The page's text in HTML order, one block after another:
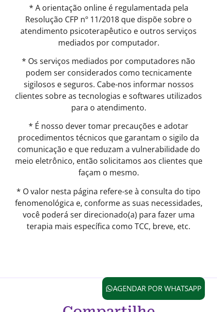
* A orientação online é regulamentada pela
Resolução CFP nº 11/2018 que dispõe sobre o
atendimento psicoterapêutico e outros serviços
mediados por computador.
* Os serviços mediados por computadores não
podem ser considerados como tecnicamente
sigilosos e seguros. Cabe-nos informar nossos
clientes sobre as tecnologias e softwares utilizados
para o atendimento.
* É nosso dever tomar precauções e adotar
procedimentos técnicos que garantam o sigilo da
comunicação e que reduzam a vulnerabilidade do
meio eletrônico, então solicitamos aos clientes que
façam o mesmo.
* O valor nesta página refere-se à consulta do tipo
fenomenológica e, conforme as suas necessidades,
você poderá ser direcionado(a) para fazer uma
terapia mais específica como TCC, breve, etc.
AGENDAR POR WHATSAPP